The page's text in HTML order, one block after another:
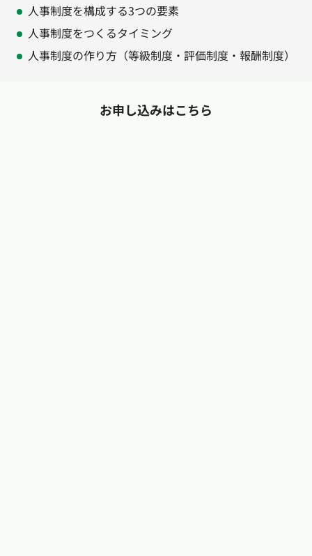
人事制度を構成する3つの要素
人事制度をつくるタイミング
人事制度の作り方（等級制度・評価制度・報酬制度）
お申し込みはこちら